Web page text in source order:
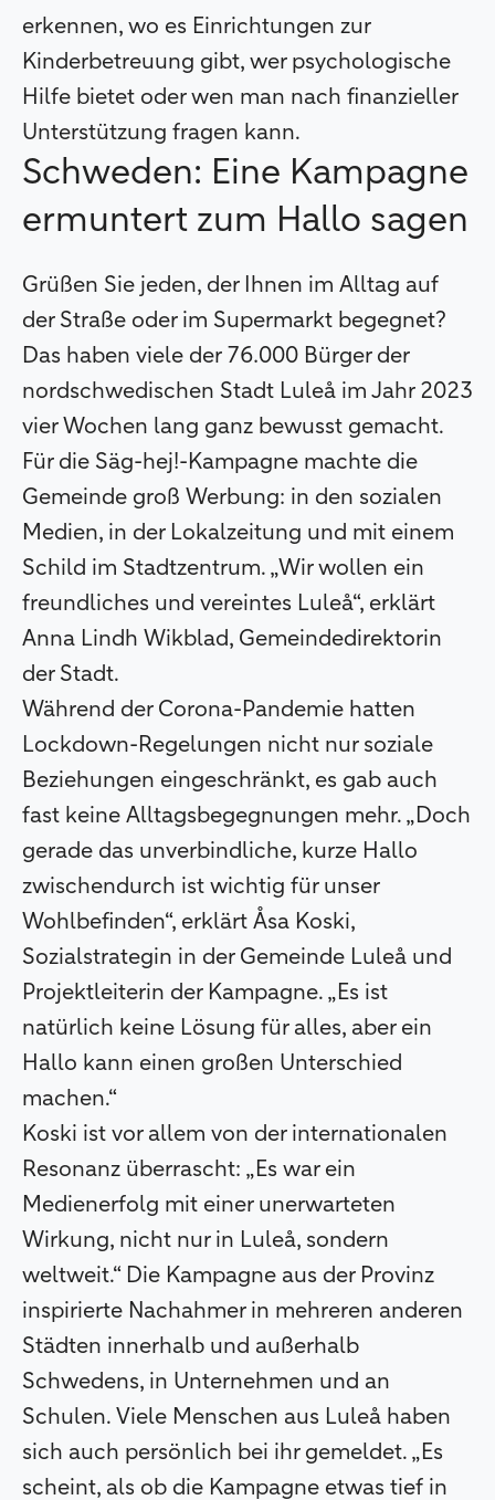
erkennen, wo es Einrichtungen zur
Kinderbetreuung gibt, wer psychologische
Hilfe bietet oder wen man nach finanzieller
Unterstützung fragen kann.
Schweden: Eine Kampagne
ermuntert zum Hallo sagen
Grüßen Sie jeden, der Ihnen im Alltag auf
der Straße oder im Supermarkt begegnet?
Das haben viele der 76.000 Bürger der
nordschwedischen Stadt Luleå im Jahr 2023
vier Wochen lang ganz bewusst gemacht.
Für die Säg-hej!-Kampagne machte die
Gemeinde groß Werbung: in den sozialen
Medien, in der Lokalzeitung und mit einem
Schild im Stadtzentrum. „Wir wollen ein
freundliches und vereintes Luleå“, erklärt
Anna Lindh Wikblad, Gemeindedirektorin
der Stadt.
Während der Corona-Pandemie hatten
Lockdown-Regelungen nicht nur soziale
Beziehungen eingeschränkt, es gab auch
fast keine Alltagsbegegnungen mehr. „Doch
gerade das unverbindliche, kurze Hallo
zwischendurch ist wichtig für unser
Wohlbefinden“, erklärt Åsa Koski,
Sozialstrategin in der Gemeinde Luleå und
Projektleiterin der Kampagne. „Es ist
natürlich keine Lösung für alles, aber ein
Hallo kann einen großen Unterschied
machen.“
Koski ist vor allem von der internationalen
Resonanz überrascht: „Es war ein
Medienerfolg mit einer unerwarteten
Wirkung, nicht nur in Luleå, sondern
weltweit.“ Die Kampagne aus der Provinz
inspirierte Nachahmer in mehreren anderen
Städten innerhalb und außerhalb
Schwedens, in Unternehmen und an
Schulen. Viele Menschen aus Luleå haben
sich auch persönlich bei ihr gemeldet. „Es
scheint, als ob die Kampagne etwas tief in